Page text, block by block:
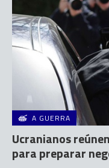
A GUERRA
Ucranianos
para preparar